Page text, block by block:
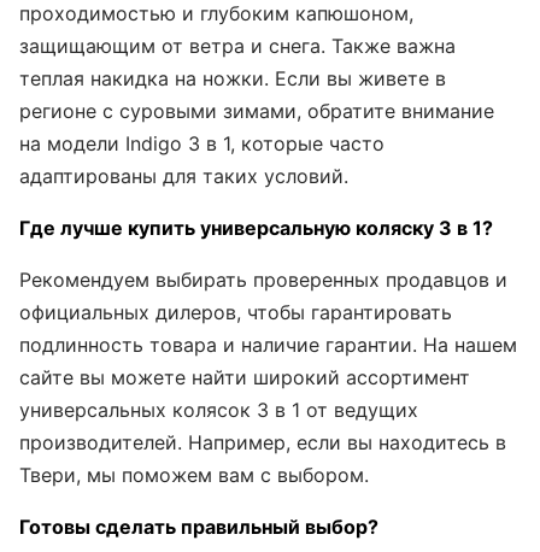
проходимостью и глубоким капюшоном,
защищающим от ветра и снега. Также важна
теплая накидка на ножки. Если вы живете в
регионе с суровыми зимами, обратите внимание
на модели Indigo 3 в 1, которые часто
адаптированы для таких условий.
Где лучше купить универсальную коляску 3 в 1?
Рекомендуем выбирать проверенных продавцов и
официальных дилеров, чтобы гарантировать
подлинность товара и наличие гарантии. На нашем
сайте вы можете найти широкий ассортимент
универсальных колясок 3 в 1 от ведущих
производителей. Например, если вы находитесь в
Твери, мы поможем вам с выбором.
Готовы сделать правильный выбор?